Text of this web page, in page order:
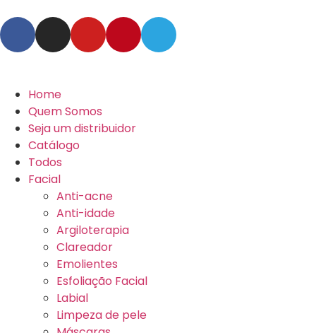
Home
Quem Somos
Seja um distribuidor
Catálogo
Todos
Facial
Anti-acne
Anti-idade
Argiloterapia
Clareador
Emolientes
Esfoliação Facial
Labial
Limpeza de pele